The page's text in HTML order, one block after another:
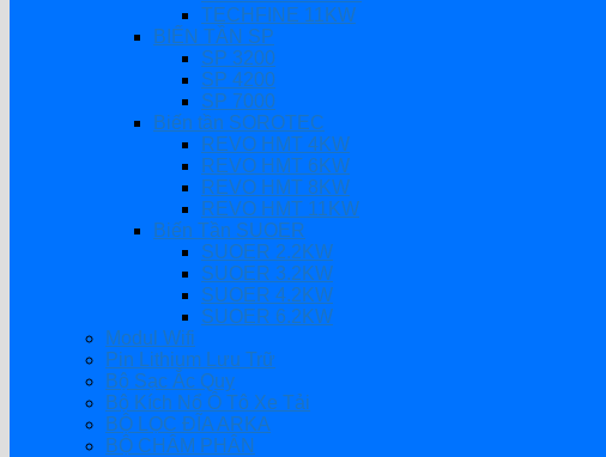
TECHFINE 11KW
BIẾN TẦN SP
SP 3200
SP 4200
SP 7000
Biến tần SOROTEC
REVO HMT 4KW
REVO HMT 6KW
REVO HMT 8KW
REVO HMT 11KW
Biến Tần SUOER
SUOER 2.2KW
SUOER 3.2KW
SUOER 4.2KW
SUOER 6.2KW
Modul Wifi
Pin Lithium Lưu Trữ
Bộ Sạc Ắc Quy
Bộ Kích Nổ Ô Tô Xe Tải
BỘ LỌC ĐĨA ARKA
BỘ CHÂM PHÂN